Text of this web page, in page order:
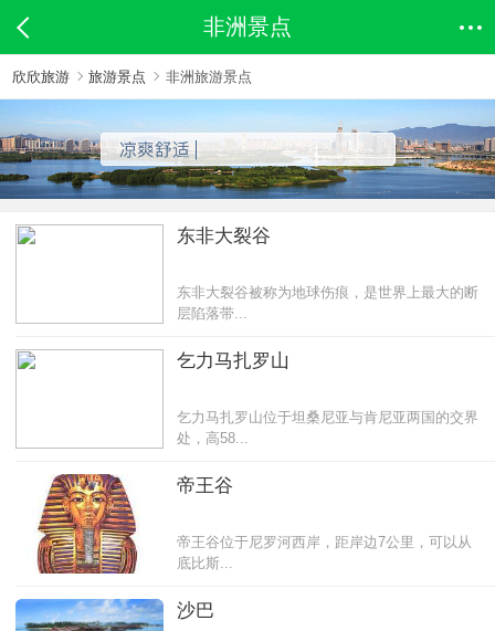
非洲景点
欣欣旅游 旅游景点 非洲旅游景点
东非大裂谷
东非大裂谷被称为地球伤痕，是世界上最大的断
层陷落带...
乞力马扎罗山
乞力马扎罗山位于坦桑尼亚与肯尼亚两国的交界
处，高58...
帝王谷
帝王谷位于尼罗河西岸，距岸边7公里，可以从
底比斯...
沙巴